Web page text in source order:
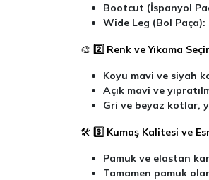
Bootcut (İspanyol
Wide Leg (Bol Paça):
🎨 2️⃣ Renk ve Yıkama
Koyu mavi ve siyah
Açık mavi ve
Gri ve beyaz kotlar,
🛠 3️⃣ Kumaş Kalitesi ve
Pamuk ve elastan
Tamamen pamuk